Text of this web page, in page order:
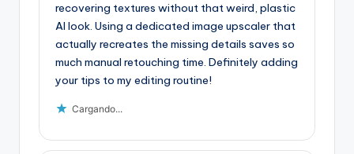
recovering textures without that weird, plastic
AI look. Using a dedicated image upscaler that
actually recreates the missing details saves so
much manual retouching time. Definitely adding
your tips to my editing routine!
Cargando...